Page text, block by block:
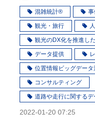
混雑統計® 事
観光・旅行
観光のDX化を推進し
データ提供
位置情報ビッグデータ
コンサルティング
道路や走行に関する
2022-01-20 07:25